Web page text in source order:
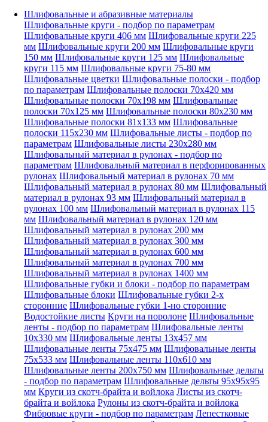
Шлифовальные и абразивные материалы
Шлифовальные круги - подбор по параметрам
Шлифовальные круги 406 мм Шлифовальные круги 225
мм Шлифовальные круги 200 мм Шлифовальные круги
150 мм Шлифовальные круги 125 мм Шлифовальные
круги 115 мм Шлифовальные круги 75-80 мм
Шлифовальные цветки Шлифовальные полоски - подбор
по параметрам Шлифовальные полоски 70x420 мм
Шлифовальные полоски 70x198 мм Шлифовальные
полоски 70x125 мм Шлифовальные полоски 80x230 мм
Шлифовальные полоски 81x133 мм Шлифовальные
полоски 115x230 мм Шлифовальные листы - подбор по
параметрам Шлифовальные листы 230x280 мм
Шлифовальный материал в рулонах - подбор по
параметрам Шлифовальный материал в перфорированных
рулонах Шлифовальный материал в рулонах 70 мм
Шлифовальный материал в рулонах 80 мм Шлифовальный
материал в рулонах 93 мм Шлифовальный материал в
рулонах 100 мм Шлифовальный материал в рулонах 115
мм Шлифовальный материал в рулонах 120 мм
Шлифовальный материал в рулонах 200 мм
Шлифовальный материал в рулонах 300 мм
Шлифовальный материал в рулонах 600 мм
Шлифовальный материал в рулонах 700 мм
Шлифовальный материал в рулонах 1400 мм
Шлифовальные губки и блоки - подбор по параметрам
Шлифовальные блоки Шлифовальные губки 2-х
сторонние Шлифовальные губки 1-но сторонние
Водостойкие листы Круги на поролоне Шлифовальные
ленты - подбор по параметрам Шлифовальные ленты
10x330 мм Шлифовальные ленты 13x457 мм
Шлифовальные ленты 75x475 мм Шлифовальные ленты
75x533 мм Шлифовальные ленты 110x610 мм
Шлифовальные ленты 200x750 мм Шлифовальные дельты
- подбор по параметрам Шлифовальные дельты 95x95x95
мм Круги из скотч-брайта и войлока Листы из скотч-
брайта и войлока Рулоны из скотч-брайта и войлока
Фибровые круги - подбор по параметрам Лепестковые